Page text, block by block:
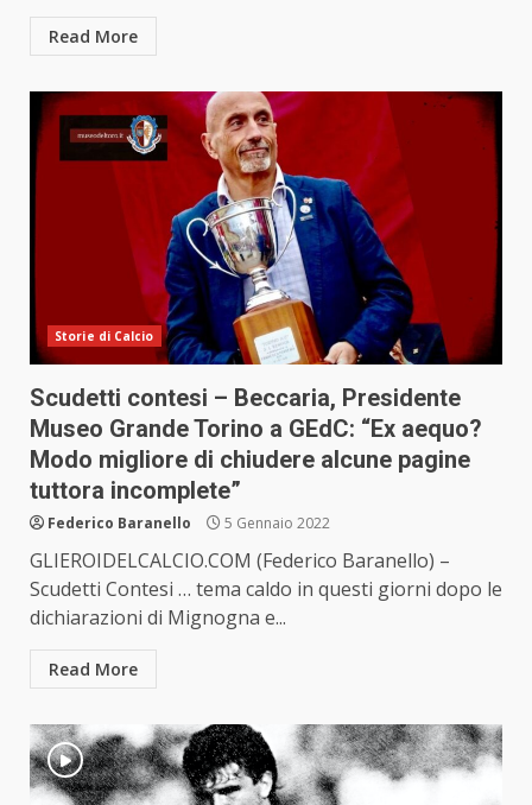
Read More
Storie di Calcio
Scudetti contesi – Beccaria, Presidente
Museo Grande Torino a GEdC: “Ex aequo?
Modo migliore di chiudere alcune pagine
tuttora incomplete”
Federico Baranello 5 Gennaio 2022
GLIEROIDELCALCIO.COM (Federico Baranello) –
Scudetti Contesi … tema caldo in questi giorni dopo le
dichiarazioni di Mignogna e...
Read More